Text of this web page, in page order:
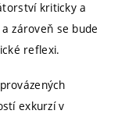
kriticky a
zároveň se bude
reflexi.
exkurzí v